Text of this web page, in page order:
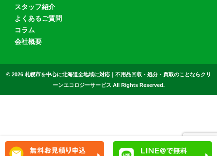
スタッフ紹介
よくあるご質問
コラム
会社概要
© 2026 札幌市を中心に北海道全地域に対応｜不用品回収・処分・買取のことならクリ
ーンエコロジーサービス All Rights Reserved.